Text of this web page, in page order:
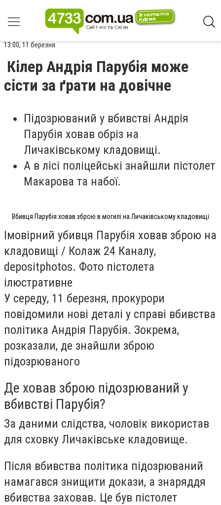
13:00, 11 березня
Кілер Андрія Парубія може
сісти за ґрати на довічне
Підозрюваний у вбивстві Андрія
Парубія ховав обріз на
Личаківському кладовищі.
А в лісі поліцейські знайшли пістолет
Макарова та набої.
Вбивця Парубія ховав зброю в могилі на Личаківському кладовищі
Імовірний убивця Парубія ховав зброю на
кладовищі / Колаж 24 Каналу,
depositphotos. Фото пістолета
ілюстративне
У середу, 11 березня, прокурори
повідомили нові деталі у справі вбивства
політика Андрія Парубія. Зокрема,
розказали, де знайшли зброю
підозрюваного
Де ховав зброю підозрюваний у
вбивстві Парубія?
За даними слідства, чоловік використав
для сховку Личаківське кладовище.
Після вбивства політика підозрюваний
намагався знищити докази, а знаряддя
вбивства заховав. Це був пістолет